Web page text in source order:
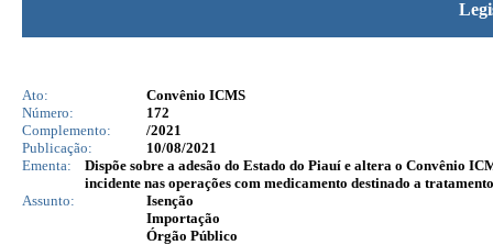
Ato:
Convênio ICMS
Número:
172
Complemento:
/2021
Publicação:
10/08/2021
Ementa:
Dispõe sobre a adesão do Estado do Piauí e altera o Convênio
incidente nas operações com medicamento destinado a
Assunto:
Isenção
Importação
Órgão Público